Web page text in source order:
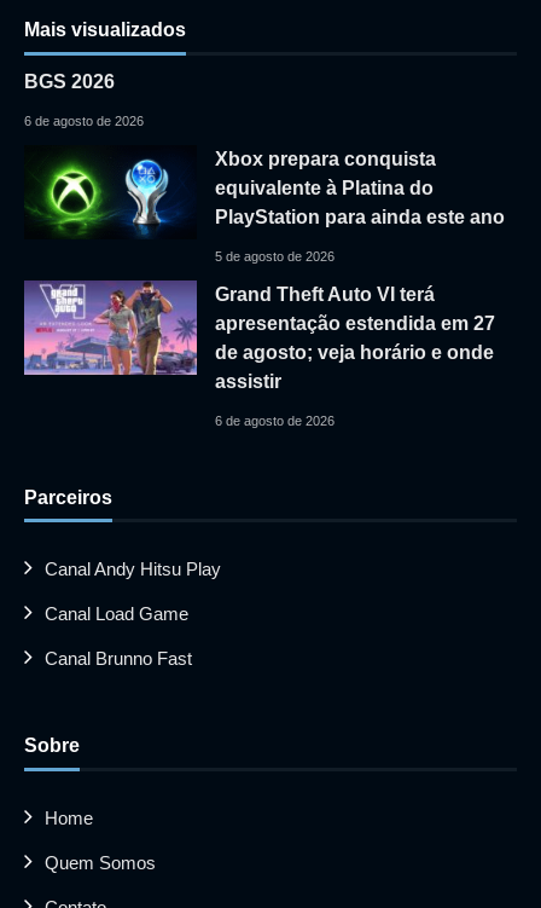
Mais visualizados
BGS 2026
6 de agosto de 2026
Xbox prepara conquista
equivalente à Platina do
PlayStation para ainda este ano
5 de agosto de 2026
Grand Theft Auto VI terá
apresentação estendida em 27
de agosto; veja horário e onde
assistir
6 de agosto de 2026
Parceiros
Canal Andy Hitsu Play
Canal Load Game
Canal Brunno Fast
Sobre
Home
Quem Somos